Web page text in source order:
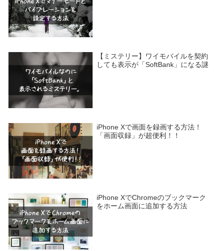
【ミステリー】ワイモバイルを契約
しても表示が「SoftBank」になる謎
iPhone Xで画面を録画する方法！
「画面収録」が超便利！！
iPhone XでChromeのブックマーク
をホーム画面に追加する方法